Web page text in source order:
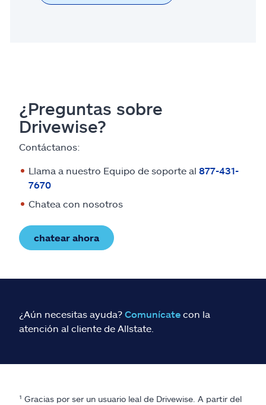
¿Preguntas sobre
Drivewise?
Contáctanos:
Llama a nuestro Equipo de soporte al 877-431-
7670
Chatea con nosotros
chatear ahora
¿Aún necesitas ayuda? Comunícate con la
atención al cliente de Allstate.
¹ Gracias por ser un usuario leal de Drivewise. A partir del